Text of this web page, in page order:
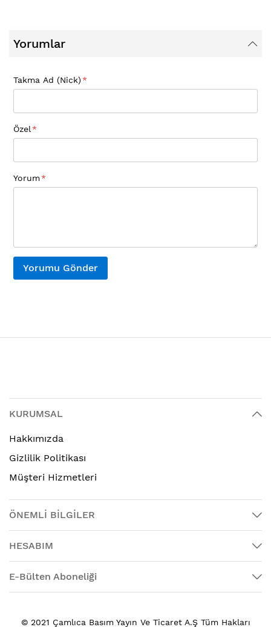
Yorumlar
Takma Ad (Nick)
Özel
Yorum
Yorumu Gönder
KURUMSAL
Hakkımızda
Gizlilik Politikası
Müşteri Hizmetleri
ÖNEMLİ BİLGİLER
HESABIM
E-Bülten Aboneliği
© 2021 Çamlıca Basım Yayın Ve Ticaret A.Ş Tüm Hakları